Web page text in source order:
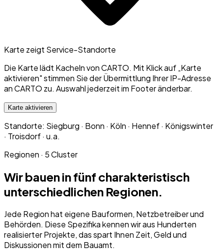
Karte zeigt Service-Standorte
Die Karte lädt Kacheln von CARTO. Mit Klick auf „Karte
aktivieren" stimmen Sie der Übermittlung Ihrer IP-Adresse
an CARTO zu. Auswahl jederzeit im Footer änderbar.
Karte aktivieren
Standorte: Siegburg · Bonn · Köln · Hennef · Königswinter
· Troisdorf· u.a.
Regionen · 5 Cluster
Wir bauen in fünf charakteristisch
unterschiedlichen Regionen.
Jede Region hat eigene Bauformen, Netzbetreiber und
Behörden. Diese Spezifika kennen wir aus Hunderten
realisierter Projekte, das spart Ihnen Zeit, Geld und
Diskussionen mit dem Bauamt.